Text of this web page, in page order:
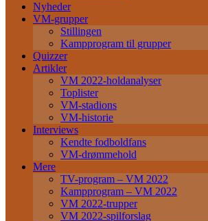
Nyheder
VM-grupper
Stillingen
Kampprogram til grupper
Quizzer
Artikler
VM 2022-holdanalyser
Toplister
VM-stadions
VM-historie
Interviews
Kendte fodboldfans
VM-drømmehold
Mere
TV-program – VM 2022
Kampprogram – VM 2022
VM 2022-trupper
VM 2022-spilforslag